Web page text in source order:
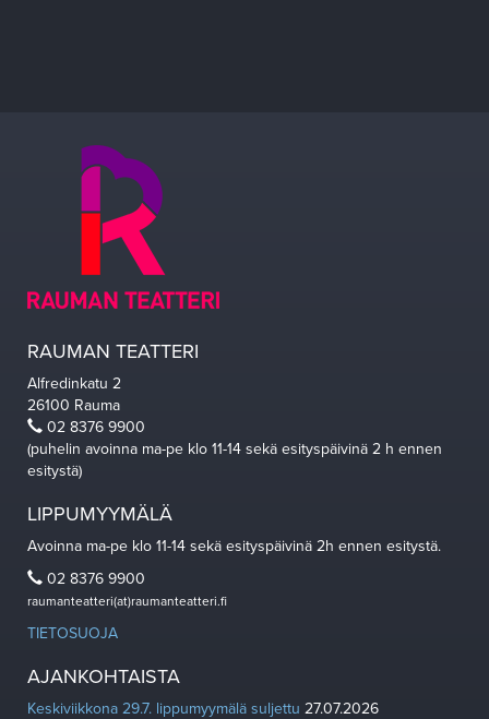
RAUMAN TEATTERI
Alfredinkatu 2
26100 Rauma
02 8376 9900
(puhelin avoinna ma-pe klo 11-14 sekä esityspäivinä 2 h ennen
esitystä)
LIPPUMYYMÄLÄ
Avoinna ma-pe klo 11-14 sekä esityspäivinä 2h ennen esitystä.
02 8376 9900
raumanteatteri(at)raumanteatteri.fi
TIETOSUOJA
AJANKOHTAISTA
Keskiviikkona 29.7. lippumyymälä suljettu 27.07.2026